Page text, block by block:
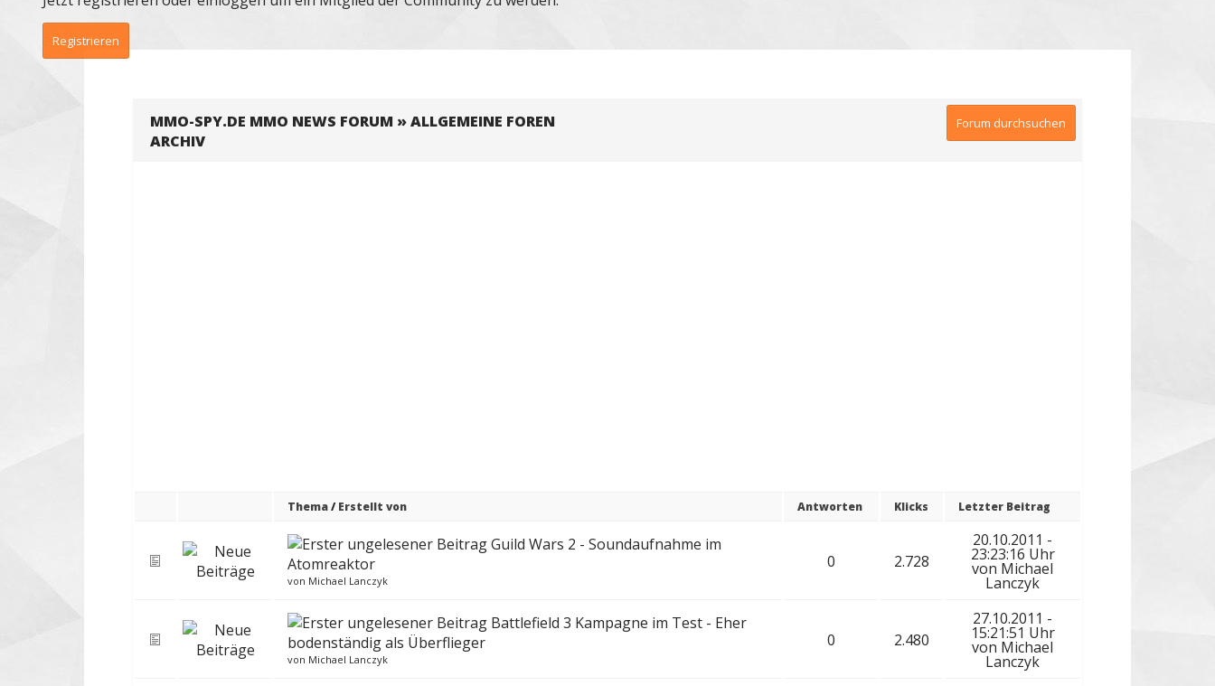
Registrieren
Forum durchsuchen
MMO-SPY.DE MMO NEWS FORUM »ALLGEMEINE FOREN
ARCHIV
Thema/Erstellt von Antworten Klicks Letzter Beitrag
Guild Wars 2 - Soundaufnahme im
Atomreaktor
von Michael Lanczyk
0 2.728
20.10.2011 -
23:23:16 Uhr
von Michael
Lanczyk
Battlefield 3 Kampagne im Test - Eher
bodenständig als Überflieger
von Michael Lanczyk
0 2.480
27.10.2011 -
15:21:51 Uhr
von Michael
Lanczyk